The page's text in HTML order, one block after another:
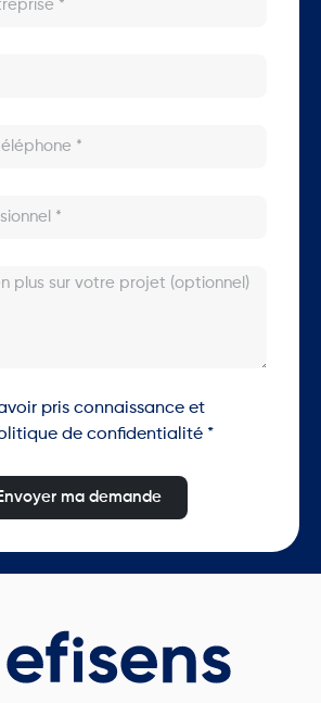
pris connaissance et
de confidentialité *
ma demande